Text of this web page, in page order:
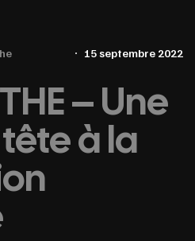
15 septembre 2022
– Une
à la